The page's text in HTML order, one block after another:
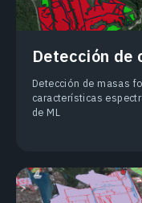
Detección
Detección de masas
características
de ML